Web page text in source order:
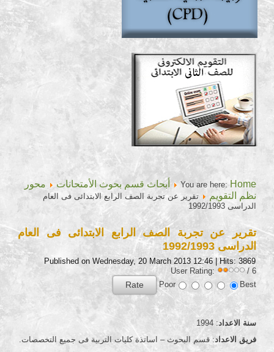
You are here: Home أبحاث قسم بحوث الأمتحانات
محور
نظم التقويم
تقرير عن تجربة الصف الرابع الابتدائى فى العام
الدراسى 1992/1993
تقرير عن تجربة الصف الرابع الابتدائى فى العام
الدراسى 1992/1993
Published on Wednesday, 20 March 2013 12:46| Hits: 3869
User Rating:
/ 6
Poor
Best
سنة الاعداد: 1994
فريق الاعداد: قسم البحوث – اساتذة كليات التربية فى جميع التخصصات.